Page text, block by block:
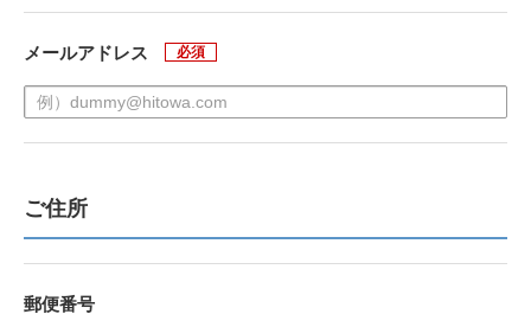
メールアドレス 必須
ご住所
郵便番号